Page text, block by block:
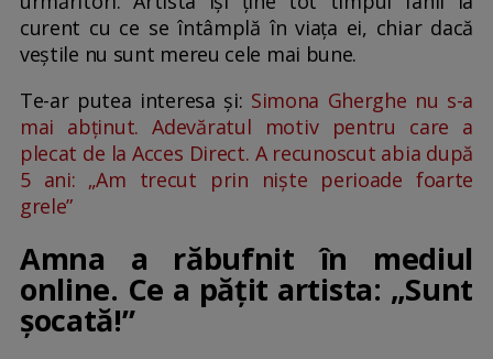
curent cu ce se întâmplă în viața ei, chiar dacă
veștile nu sunt mereu cele mai bune.
Te-ar putea interesa și: Simona Gherghe nu s-a
mai abținut. Adevăratul motiv pentru care a
plecat de la Acces Direct. A recunoscut abia după
5 ani: „Am trecut prin niște perioade foarte
grele”
Amna a răbufnit în mediul
online. Ce a pățit artista: „Sunt
șocată!”